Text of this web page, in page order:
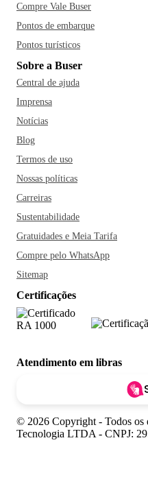
Compre Vale Buser
Pontos de embarque
Pontos turísticos
Sobre a Buser
Central de ajuda
Imprensa
Notícias
Blog
Termos de uso
Nossas políticas
Carreiras
Sustentabilidade
Gratuidades e Meia Tarifa
Compre pelo WhatsApp
Sitemap
Certificações
Atendimento em libras
© 2026 Copyright - Todos os
Tecnologia LTDA - CNPJ: